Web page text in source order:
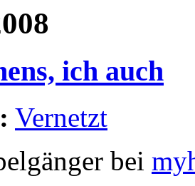
ich auch
Vernetzt
bei